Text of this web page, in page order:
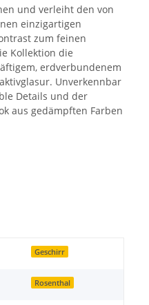
und verleiht den von
einzigartigen
zum feinen
Kollektion die
erdverbundenem
Unverkennbar
Details und der
aus gedämpften Farben
Geschirr
Rosenthal